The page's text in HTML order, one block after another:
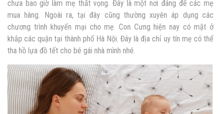
chưa bao giờ làm mẹ thất vọng. Đây là một nơi đáng để các mẹ
mua hàng. Ngoài ra, tại đây cũng thường xuyên áp dụng các
chương trình khuyến mại cho mẹ. Con Cưng hiện nay có mặt ở
khắp các quận tại thành phố Hà Nội. Đây là địa chỉ uy tín mẹ có thể
tha hồ lựa đồ tết cho bé gái nhà mình nhé.